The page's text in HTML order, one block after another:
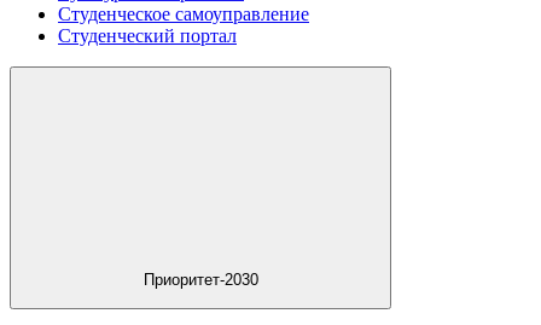
Студенческое самоуправление
Студенческий портал
Приоритет-2030